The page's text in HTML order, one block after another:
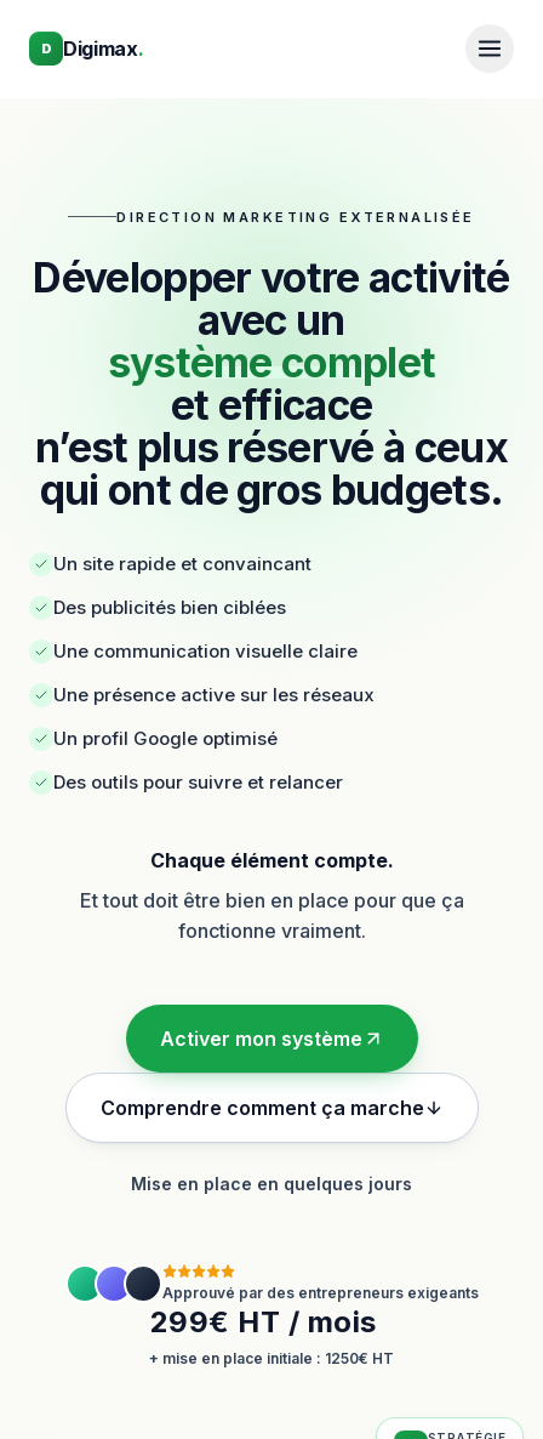
D Digimax.
DIRECTION MARKETING EXTERNALISÉE
Développer votre activité
avec un
système complet
et efficace
n’est plus réservé à ceux
qui ont de gros budgets.
Un site rapide et convaincant
Des publicités bien ciblées
Une communication visuelle claire
Une présence active sur les réseaux
Un profil Google optimisé
Des outils pour suivre et relancer
Chaque élément compte.
Et tout doit être bien en place pour que ça
fonctionne vraiment.
Activer mon système
Comprendre comment ça marche
Mise en place en quelques jours
Approuvé par des entrepreneurs exigeants
299€ HT / mois
+ mise en place initiale : 1250€ HT